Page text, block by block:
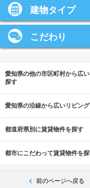
建物タイプ
こだわり
愛知県の他の市区町村から広
探す
愛知県の沿線から広いリビン
都道府県別に賃貸物件を探す
都市にこだわって賃貸物件を
前のページへ戻る